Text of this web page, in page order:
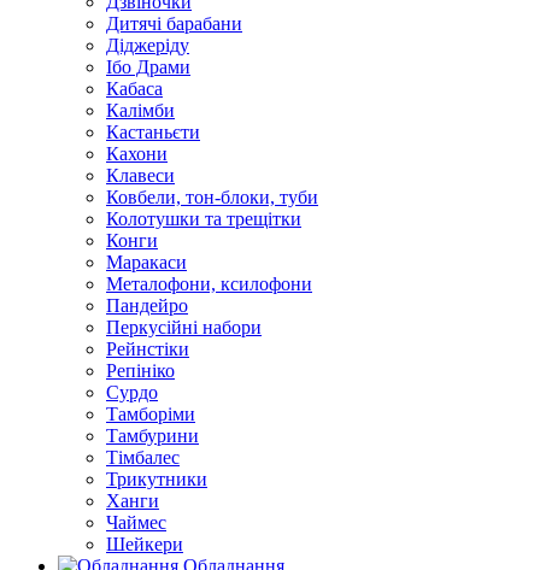
Дитячі барабани
Діджеріду
Ібо Драми
Кабаса
Калімби
Кастаньєти
Кахони
Клавеси
Ковбели, тон-блоки, туби
Колотушки та трещітки
Конги
Маракаси
Металофони, ксилофони
Пандейро
Перкусійні набори
Рейнстіки
Репініко
Сурдо
Тамборіми
Тамбурини
Тімбалес
Трикутники
Ханги
Чаймес
Шейкери
Обладнання